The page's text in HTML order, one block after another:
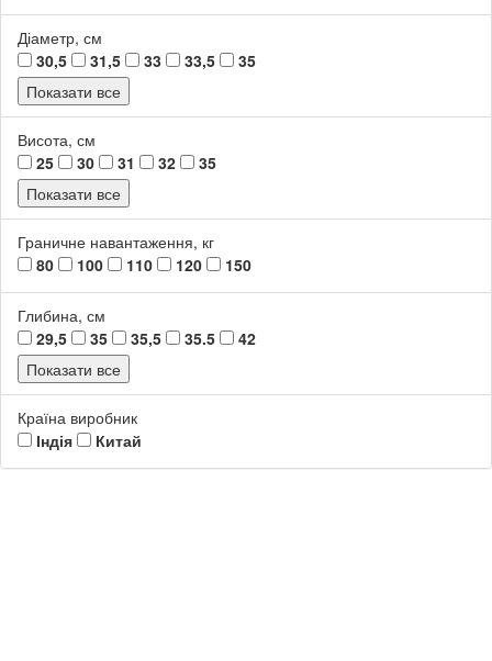
Діаметр, см
30,5
31,5 33 33,5
35
Показати все
Висота, см
25
30 31 32
35
Показати все
Граничне навантаження, кг
80
100 110 120 150
Глибина, см
29,5
35 35,5 35.5
42
Показати все
Країна виробник
Індія
Китай